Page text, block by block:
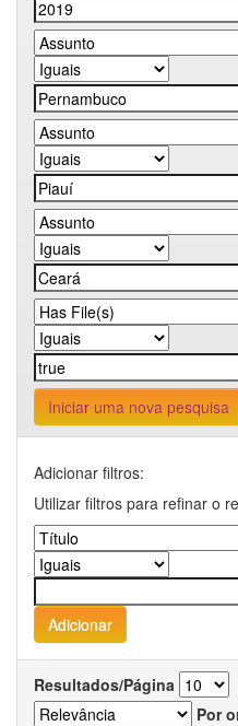
Iniciar uma nova pesquisa
Adicionar filtros:
Utilizar filtros para refinar o
Resultados/Página
Por